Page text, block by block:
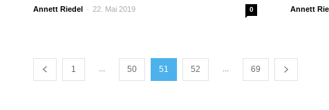
Annett Riedel - 22. Mai 2019 0 Annett
1 ... 50 51 52 ... 69